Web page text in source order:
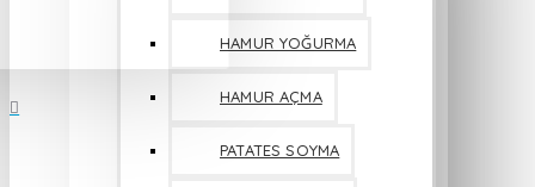
HAMUR YOĞURMA
HAMUR AÇMA
PATATES SOYMA